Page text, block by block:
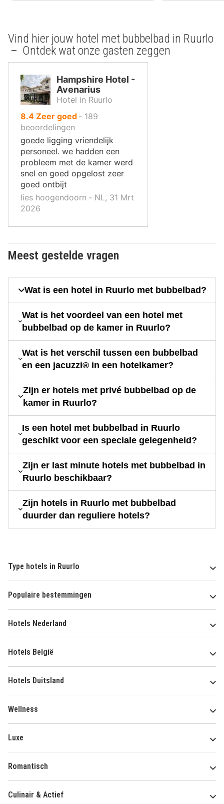
Vind hier jouw hotel met bubbelbad in Ruurlo
– Ontdek wat onze gasten zeggen
Hampshire Hotel -
Avenarius
Hotel in Ruurlo
8.4uit
10
,
Zeer goed ‐ 189
beoordelingen
goede ligging vriendelijk
personeel. we hadden een
probleem met de kamer werd
snel en goed opgelost zeer
goed ontbijt
lies hoogendoorn ‐ NL, 31 Mrt
2026
Meest gestelde vragen
Wat is een hotel in Ruurlo met bubbelbad?
Wat is het voordeel van een hotel met
bubbelbad op de kamer in Ruurlo?
Wat is het verschil tussen een bubbelbad
en een jacuzzi® in een hotelkamer?
Zijn er hotels met privé bubbelbad op de
kamer in Ruurlo?
Is een hotel met bubbelbad in Ruurlo
geschikt voor een speciale gelegenheid?
Zijn er last minute hotels met bubbelbad in
Ruurlo beschikbaar?
Zijn hotels in Ruurlo met bubbelbad
duurder dan reguliere hotels?
Type hotels in Ruurlo
Populaire bestemmingen
Hotels Nederland
Hotels België
Hotels Duitsland
Wellness
Luxe
Romantisch
Culinair & Actief